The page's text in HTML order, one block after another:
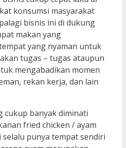
konsumsi masyarakat
bisnis ini di dukung
makan yang
yang nyaman untuk
tugas – tugas ataupun
mengabadikan momen
rekan kerja, dan lain
cukup banyak diminati
fried chicken / ayam
punya tempat sendiri